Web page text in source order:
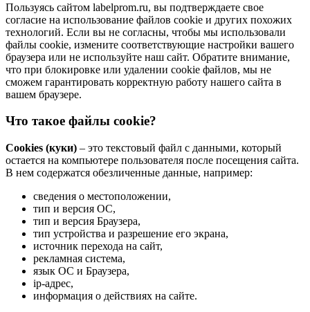
Пользуясь сайтом labelprom.ru, вы подтверждаете свое
согласие на использование файлов cookie и других похожих
технологий. Если вы не согласны, чтобы мы использовали
файлы cookie, измените соответствующие настройки вашего
браузера или не используйте наш сайт. Обратите внимание,
что при блокировке или удалении cookie файлов, мы не
сможем гарантировать корректную работу нашего сайта в
вашем браузере.
Что такое файлы cookie?
Cookies (куки) – это текстовый файл с данными, который
остается на компьютере пользователя после посещения сайта.
В нем содержатся обезличенные данные, например:
сведения о местоположении,
тип и версия ОС,
тип и версия Браузера,
тип устройства и разрешение его экрана,
источник перехода на сайт,
рекламная система,
язык ОС и Браузера,
ip-адрес,
информация о действиях на сайте.